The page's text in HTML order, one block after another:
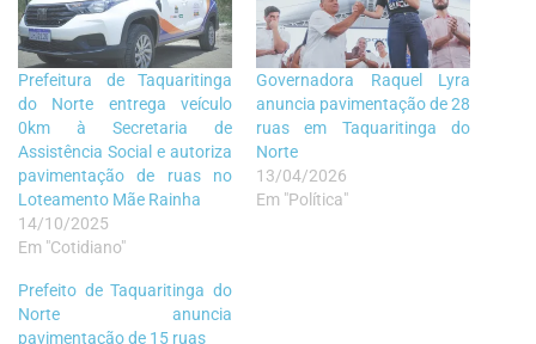
Prefeitura de Taquaritinga
do Norte entrega veículo
0km à Secretaria de
Assistência Social e autoriza
pavimentação de ruas no
Loteamento Mãe Rainha
14/10/2025
Em "Cotidiano"
Governadora Raquel Lyra
anuncia pavimentação de 28
ruas em Taquaritinga do
Norte
13/04/2026
Em "Política"
Prefeito de Taquaritinga do
Norte anuncia
pavimentação de 15 ruas